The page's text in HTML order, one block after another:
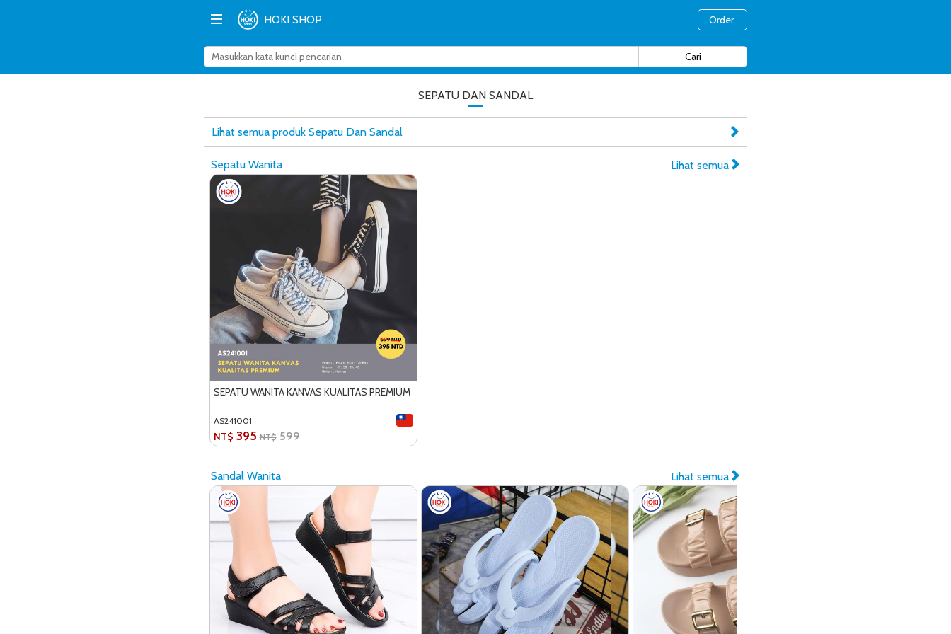
Order
HOKI SHOP
SEPATU DAN SANDAL
Lihat semua produk Sepatu Dan Sandal
Sepatu Wanita Lihat semua
SEPATU WANITA KANVAS KUALITAS PREMIUM
AS241001
NT$ 395 NT$ 599
Sandal Wanita Lihat semua